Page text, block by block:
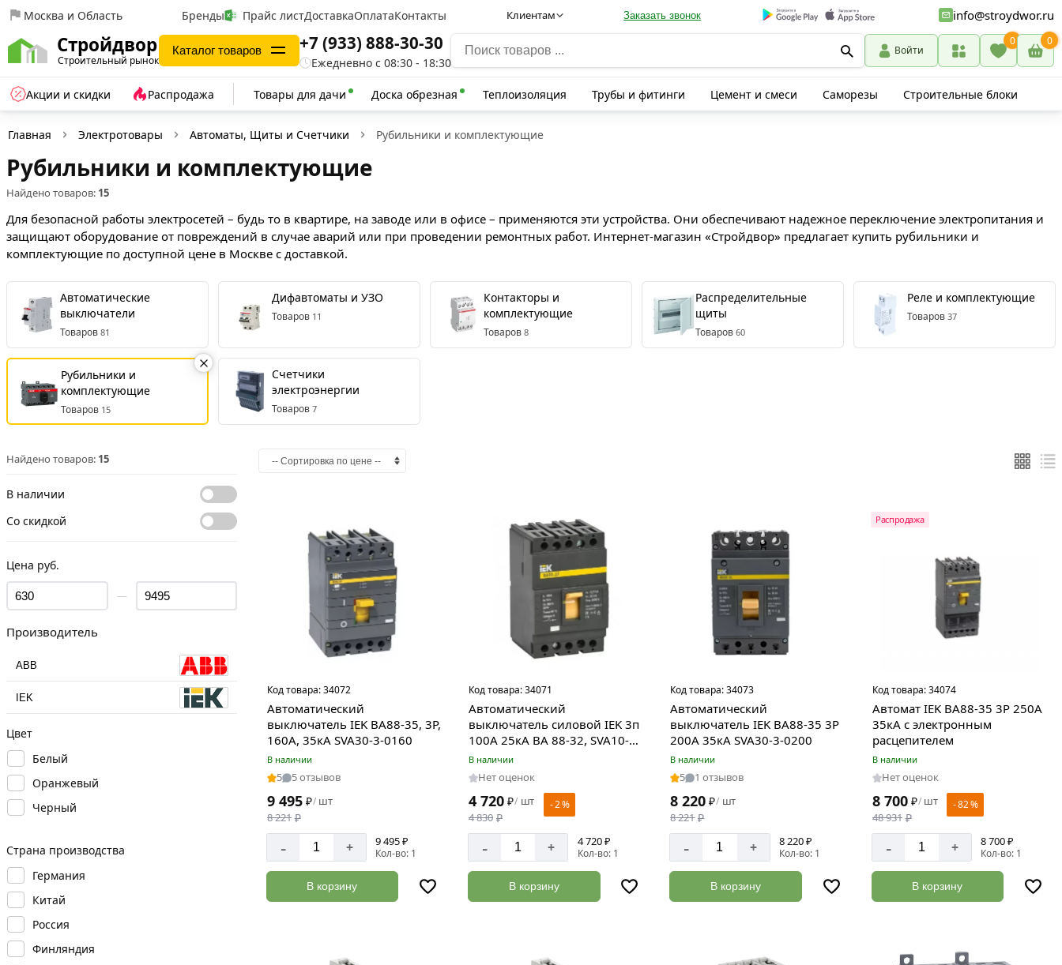
Москва и Область Бренды Прайс листДоставкаОплатаКонтакты Клиентам Заказать звонок info@stroydwor.ru
Стройдвор
Строительный рынок
Каталог товаров +7 (933) 888-30-30
Ежедневно с 08:30 - 18:30
Войти
0 0
Акции и скидки Распродажа Товары для дачи Доска обрезная Теплоизоляция Трубы и фитинги Цемент и смеси Саморезы Строительные блоки
Главная Электротовары Автоматы, Щиты и Счетчики Рубильники и комплектующие
Рубильники и комплектующие
Найдено товаров: 15
Для безопасной работы электросетей – будь то в квартире, на заводе или в офисе – применяются эти устройства. Они обеспечивают надежное переключение электропитания и
защищают оборудование от повреждений в случае аварий или при проведении ремонтных работ. Интернет-магазин «Стройдвор» предлагает купить рубильники и
комплектующие по доступной цене в Москве с доставкой.
Автоматические
выключатели
Товаров 81
Дифавтоматы и УЗО
Товаров 11
Контакторы и
комплектующие
Товаров 8
Распределительные
щиты
Товаров 60
Реле и комплектующие
Товаров 37
Рубильники и
комплектующие
Товаров 15
Счетчики
электроэнергии
Товаров 7
Найдено товаров: 15
В наличии
Со скидкой
Цена руб.
—
Производитель
ABB
IEK
Цвет
Белый
Оранжевый
Черный
Страна производства
Германия
Китай
Россия
Финляндия
Код товара:34072
Автоматический
выключатель IEK ВА88-35, 3Р,
160А, 35кА SVA30-3-0160
В наличии
5 5 отзывов
9 495 ₽/ шт
8 221 ₽
- + 9 495 ₽
Кол-во: 1
В корзину
Код товара:34071
Автоматический
выключатель силовой IEK 3п
100А 25кА ВА 88-32, SVA10-3-
0100
В наличии
Нет оценок
4 720 ₽/ шт
4 830 ₽
- 2 %
- + 4 720 ₽
Кол-во: 1
В корзину
Код товара:34073
Автоматический
выключатель IEK ВА88-35 3Р
200А 35кА SVA30-3-0200
В наличии
5 1 отзывов
8 220 ₽/ шт
8 221 ₽
- + 8 220 ₽
Кол-во: 1
В корзину
Распродажа
Код товара:34074
Автомат IEK ВА88-35 3Р 250А
35кА с электронным
расцепителем
В наличии
Нет оценок
8 700 ₽/ шт
48 931 ₽
- 82 %
- + 8 700 ₽
Кол-во: 1
В корзину